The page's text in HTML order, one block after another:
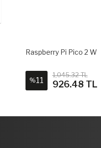
Raspberry Pi Pico 2 W
%11
1,045.32 TL
926.48 TL